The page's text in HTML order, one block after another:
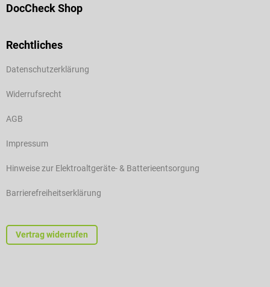
DocCheck Shop
Rechtliches
Datenschutzerklärung
Widerrufsrecht
AGB
Impressum
Hinweise zur Elektroaltgeräte- & Batterieentsorgung
Barrierefreiheitserklärung
Vertrag widerrufen